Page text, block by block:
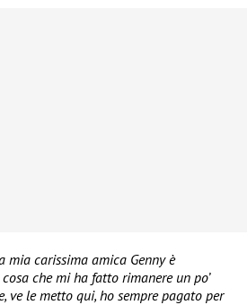
mia carissima amica Genny è
che mi ha fatto rimanere un po’
ve le metto qui, ho sempre pagato per